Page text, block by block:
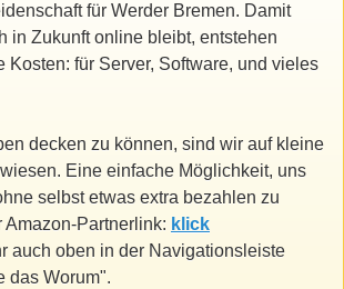
für Werder Bremen. Damit
in Zukunft online bleibt, entstehen
Kosten: für Server, Software, und vieles
decken zu können, sind wir auf kleine
Eine einfache Möglichkeit, uns
selbst etwas extra bezahlen zu
Amazon-Partnerlink: klick
auch oben in der Navigationsleiste
das Worum".